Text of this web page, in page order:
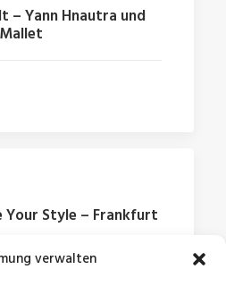
verwalten
– Yann Hnautra und
Your Style – Frankfurt